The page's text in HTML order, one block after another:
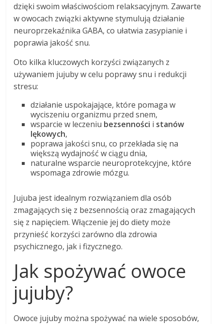
dzięki swoim właściwościom relaksacyjnym. Zawarte
w owocach związki aktywne stymulują działanie
neuroprzekaźnika GABA, co ułatwia zasypianie i
poprawia jakość snu.
Oto kilka kluczowych korzyści związanych z
używaniem jujuby w celu poprawy snu i redukcji
stresu:
działanie uspokajające, które pomaga w
wyciszeniu organizmu przed snem,
wsparcie w leczeniu bezsenności i stanów
lękowych,
poprawa jakości snu, co przekłada się na
większą wydajność w ciągu dnia,
naturalne wsparcie neuroprotekcyjne, które
wspomaga zdrowie mózgu.
Jujuba jest idealnym rozwiązaniem dla osób
zmagających się z bezsennością oraz zmagających
się z napięciem. Włączenie jej do diety może
przynieść korzyści zarówno dla zdrowia
psychicznego, jak i fizycznego.
Jak spożywać owoce
jujuby?
Owoce jujuby można spożywać na wiele sposobów,